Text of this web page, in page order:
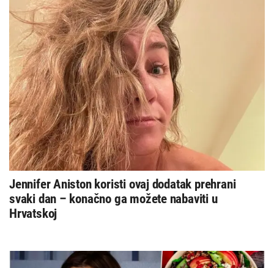
Jennifer Aniston koristi ovaj dodatak prehrani
svaki dan – konačno ga možete nabaviti u
Hrvatskoj